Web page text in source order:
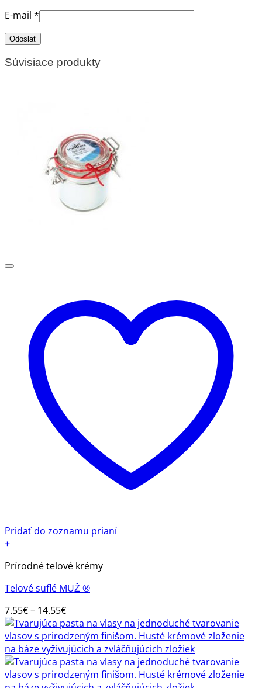
E-mail *
Súvisiace produkty
Pridať do zoznamu prianí
+
produkt
má
viacero
variantov.
Možnosti
si
môžete
vybrať
na
stránke
Prírodné telové krémy
Telové suflé MUŽ ®
7.55€– 14.55€Price
range:
7.55€
through
14.55€